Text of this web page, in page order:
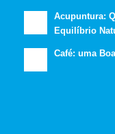
Acupuntura:
Equilíbrio
Café: uma